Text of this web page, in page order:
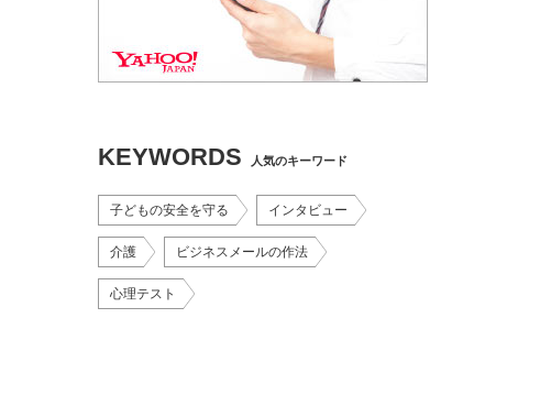
KEYWORDS 人気のキーワード
子どもの安全を守る インタビュー
介護 ビジネスメールの作法
心理テスト